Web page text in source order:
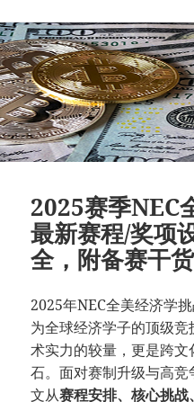
2025赛季NEC
最新赛程/奖项
全，附备赛干货
2025年NEC全美经济学
为全球经济学子的顶级
术实力的较量，更是跨
石。面对赛制升级与高
文从​赛程安排、核心挑